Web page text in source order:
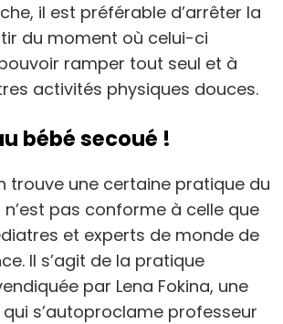
il est préférable d’arrêter la
du moment où celui-ci
ramper tout seul et à
activités physiques douces.
bébé secoué !
trouve une certaine pratique du
pas conforme à celle que
et experts de monde de
Il s’agit de la pratique
par Lena Fokina, une
s’autoproclame professeur